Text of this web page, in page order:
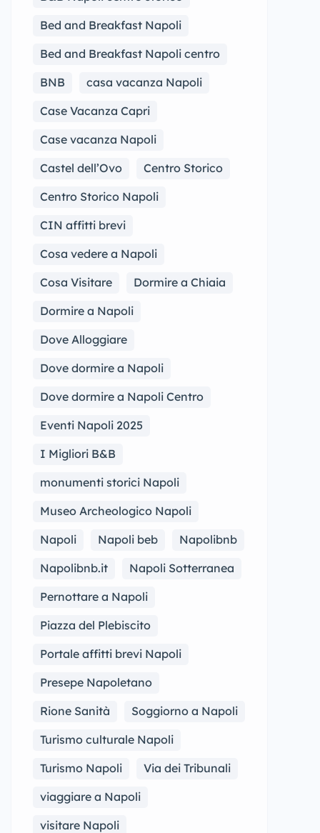
Bed and Breakfast Napoli
Bed and Breakfast Napoli centro
BNB
casa vacanza Napoli
Case Vacanza Capri
Case vacanza Napoli
Castel dell’Ovo
Centro Storico
Centro Storico Napoli
CIN affitti brevi
Cosa vedere a Napoli
Cosa Visitare
Dormire a Chiaia
Dormire a Napoli
Dove Alloggiare
Dove dormire a Napoli
Dove dormire a Napoli Centro
Eventi Napoli 2025
I Migliori B&B
monumenti storici Napoli
Museo Archeologico Napoli
Napoli
Napoli beb
Napolibnb
Napolibnb.it
Napoli Sotterranea
Pernottare a Napoli
Piazza del Plebiscito
Portale affitti brevi Napoli
Presepe Napoletano
Rione Sanità
Soggiorno a Napoli
Turismo culturale Napoli
Turismo Napoli
Via dei Tribunali
viaggiare a Napoli
visitare Napoli